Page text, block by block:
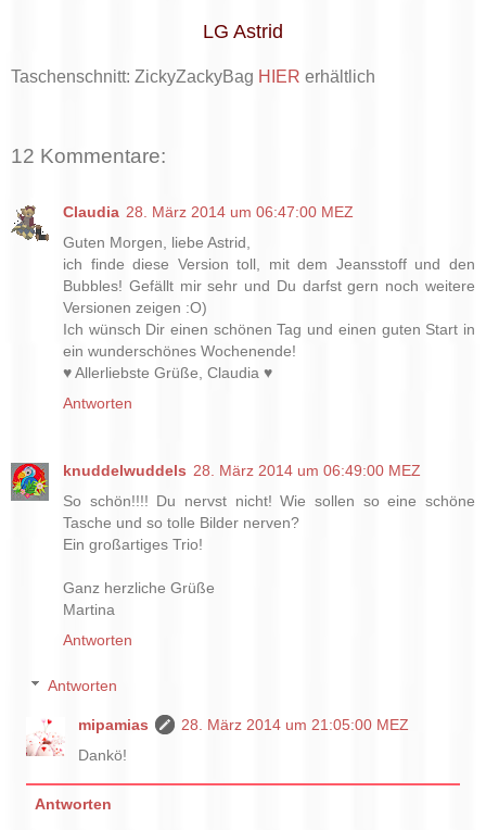
LG Astrid
Taschenschnitt: ZickyZackyBag HIER erhältlich
12 Kommentare:
Claudia 28. März 2014 um 06:47:00 MEZ
Guten Morgen, liebe Astrid,
ich finde diese Version toll, mit dem Jeansstoff und den
Bubbles! Gefällt mir sehr und Du darfst gern noch weitere
Versionen zeigen :O)
Ich wünsch Dir einen schönen Tag und einen guten Start in
ein wunderschönes Wochenende!
♥ Allerliebste Grüße, Claudia ♥
Antworten
knuddelwuddels 28. März 2014 um 06:49:00 MEZ
So schön!!!! Du nervst nicht! Wie sollen so eine schöne
Tasche und so tolle Bilder nerven?
Ein großartiges Trio!
Ganz herzliche Grüße
Martina
Antworten
Antworten
mipamias
28. März 2014 um 21:05:00 MEZ
Dankö!
Antworten